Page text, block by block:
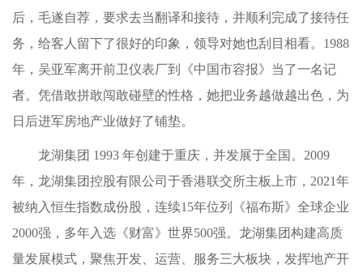
后，毛遂自荐，要求去当翻译和接待，并顺利完成了接待任
务，给客人留下了很好的印象，领导对她也刮目相看。1988
年，吴亚军离开前卫仪表厂到《中国市容报》当了一名记
者。凭借敢拼敢闯敢碰壁的性格，她把业务越做越出色，为
日后进军房地产业做好了铺垫。
龙湖集团 1993 年创建于重庆，并发展于全国。2009
年，龙湖集团控股有限公司于香港联交所主板上市，2021年
被纳入恒生指数成份股，连续15年位列《福布斯》全球企业
2000强，多年入选《财富》世界500强。龙湖集团构建高质
量发展模式，聚焦开发、运营、服务三大板块，发挥地产开